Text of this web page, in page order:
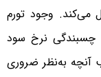
می‌کند. وجود تورم
چسبندگی نرخ سود
آنچه به‌نظر ضروری